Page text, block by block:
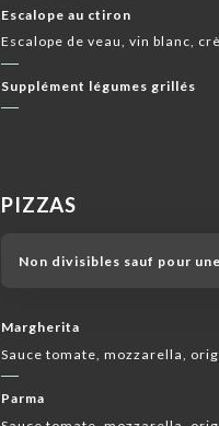
Escalope au ctiron
Escalope de veau, vin blanc,
Supplément légumes grillés
PIZZAS
Non divisibles sauf pour
Margherita
Sauce tomate, mozzarella,
Parma